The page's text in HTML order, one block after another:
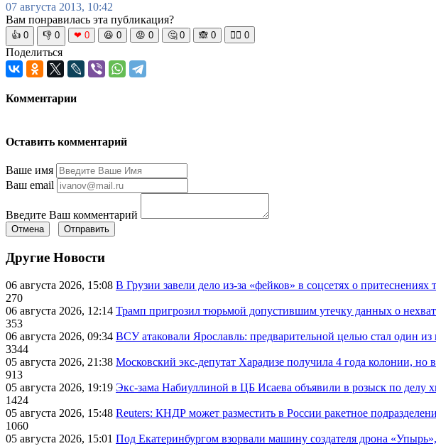
07 августа 2013, 10:42
Вам понравилась эта публикация?
👍 0 👎 0 ❤ 0 😆 0 😡 0 🤔 0 🙈 0 🧘‍♀️ 0
Поделиться
Комментарии
Оставить комментарий
Ваше имя
Ваш email
Введите Ваш комментарий
Отмена Отправить
Другие Новости
06 августа 2026, 15:08 В Грузии завели дело из-за «фейков» в соцсетях о притеснениях
270
06 августа 2026, 12:14 Трамп пригрозил тюрьмой допустившим утечку данных о
353
06 августа 2026, 09:34 ВСУ атаковали Ярославль: предварительной целью стал один
3344
05 августа 2026, 21:38 Московский экс-депутат Харадизе получила 4 года колонии, но
913
05 августа 2026, 19:19 Экс-зама Набиуллиной в ЦБ Исаева объявили в розыск по делу
1424
05 августа 2026, 15:48 Reuters: КНДР может разместить в России ракетное
1060
05 августа 2026, 15:01 Под Екатеринбургом взорвали машину создателя дрона